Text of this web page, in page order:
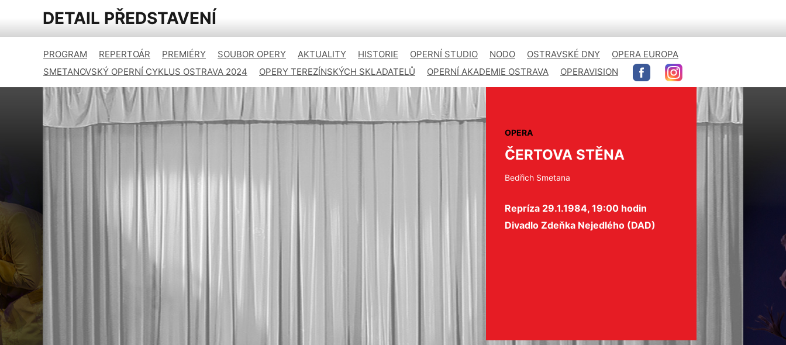
DETAIL PŘEDSTAVENÍ
PROGRAM REPERTOÁR PREMIÉRY SOUBOR OPERY AKTUALITY HISTORIE OPERNÍ STUDIO NODO OSTRAVSKÉ DNY
OPERA EUROPA
SMETANOVSKÝ OPERNÍ CYKLUS OSTRAVA 2024
OPERY TEREZÍNSKÝCH SKLADATELŮ OPERNÍ AKADEMIE OSTRAVA OPERAVISION
OPERA
ČERTOVA STĚNA
Bedřich Smetana
Repríza 29.1.1984, 19:00 hodin
Divadlo Zdeňka Nejedlého (DAD)